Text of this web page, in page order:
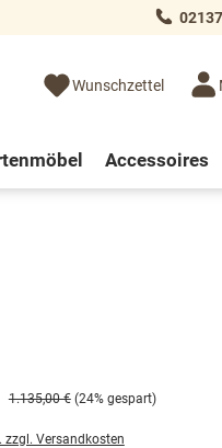
Wunschzettel
Accessoires
1.135,00 € (24% gespart)
zzgl. Versandkosten